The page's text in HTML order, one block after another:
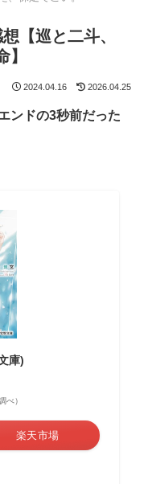
【巡と二斗、
2024.04.16 2026.04.25
ンドの3秒前だった
庫)
べ）
楽天市場